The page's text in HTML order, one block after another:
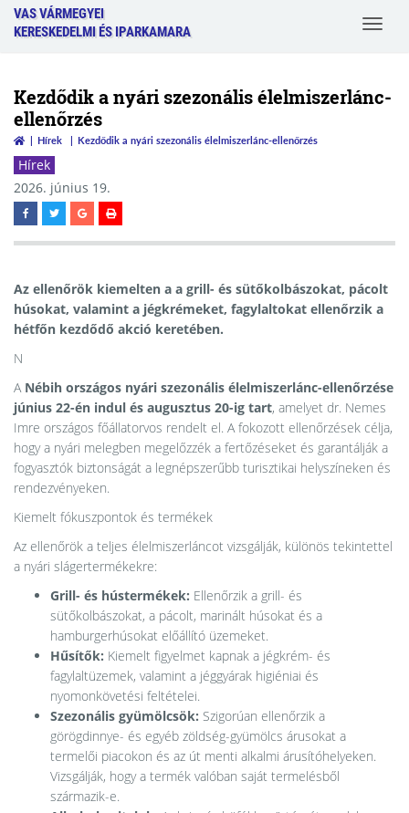
VAS VÁRMEGYEI
KERESKEDELMI ÉS IPARKAMARA
Toggle
Kezdődik a nyári szezonális élelmiszerlánc-
ellenőrzés
Hírek Kezdődik a nyári szezonális élelmiszerlánc-ellenőrzés
Hírek
2026. június 19.
Az ellenőrök kiemelten a a grill- és sütőkolbászokat, pácolt
húsokat, valamint a jégkrémeket, fagylaltokat ellenőrzik a
hétfőn kezdődő akció keretében.
N
A Nébih országos nyári szezonális élelmiszerlánc-ellenőrzése
június 22-én indul és augusztus 20-ig tart, amelyet dr. Nemes
Imre országos főállatorvos rendelt el. A fokozott ellenőrzések célja,
hogy a nyári melegben megelőzzék a fertőzéseket és garantálják a
fogyasztók biztonságát a legnépszerűbb turisztikai helyszíneken és
rendezvényeken.
Kiemelt fókuszpontok és termékek
Az ellenőrök a teljes élelmiszerláncot vizsgálják, különös tekintettel
a nyári slágertermékekre:
Grill- és hústermékek: Ellenőrzik a grill- és
sütőkolbászokat, a pácolt, marinált húsokat és a
hamburgerhúsokat előállító üzemeket.
Hűsítők: Kiemelt figyelmet kapnak a jégkrém- és
fagylaltüzemek, valamint a jéggyárak higiéniai és
nyomonkövetési feltételei.
Szezonális gyümölcsök: Szigorúan ellenőrzik a
görögdinnye- és egyéb zöldség-gyümölcs árusokat a
termelői piacokon és az út menti alkalmi árusítóhelyeken.
Vizsgálják, hogy a termék valóban saját termelésből
származik-e.